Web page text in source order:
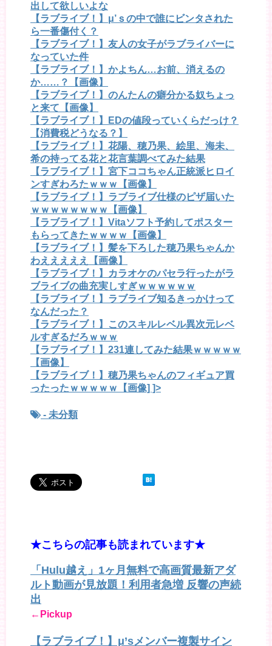
出して欲しいよな
【ラブライブ！】μ’ｓの中で誰にビンタされた
ら一番傷付く？
【ラブライブ！】友人の女子がラブライバーに
なっていた件
【ラブライブ！】かよちん…お前、消えるの
か……？【画像】
【ラブライブ！】のんたんの癖分かる奴ちょっ
と来て【画像】
【ラブライブ！】EDの値段っていくらだっけ？
【消費税どうなる？】
【ラブライブ！】花陽、穂乃果、絵里、海未、
希の持ってる花と花言葉調べてみた結果
【ラブライブ！】宮下ココちゃん正統派ヒロイ
ンすぎわろたｗｗｗ【画像】
【ラブライブ！】ラブライブ仕様のピザ届いた
ｗｗｗｗｗｗｗｗ【画像】
【ラブライブ！】Vitaソフト予約してポスター
もらってきたｗｗｗｗ【画像】
【ラブライブ！】髪を下ろした穂乃果ちゃんか
わえええええ【画像】
【ラブライブ！】カラオケのパセラ行ったがラ
ブライブの曲充実しすぎｗｗｗｗｗｗ
【ラブライブ！】ラブライブ知るきっかけって
なんだった？
【ラブライブ！】このスキルレベル異次元レベ
ルすぎるだろｗｗｗ
【ラブライブ！】231連してみた結果ｗｗｗｗｗ
【画像】
【ラブライブ！】穂乃果ちゃんのフィギュア買
ったったｗｗｗｗｗ【画像] ]>
- 未分類
★こちらの記事も読まれています★
「Hulu越え」1ヶ月無料で高画質最新アダ
ルト動画が見放題！利用者急増 反響の声続
出
←Pickup
【ラブライブ！】μ’sメンバー複製サイン